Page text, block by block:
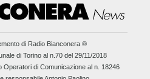
di Radio Bianconera ®
di Torino al n.70 del 29/11/2018
Operatori di Comunicazione al n. 18246